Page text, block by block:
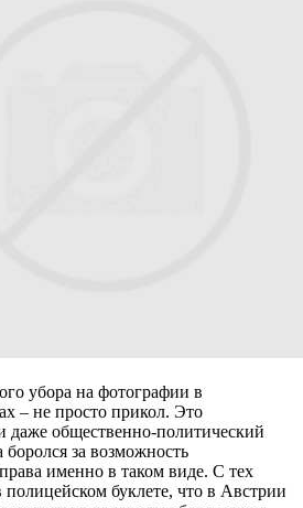
убора на фотографии в
– не просто прикол. Это
даже общественно-политический
за возможность
именно в таком виде. С тех
буклете, что в Австрии